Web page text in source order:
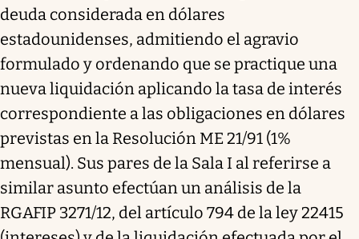
deuda considerada en dólares
estadounidenses, admitiendo el agravio
formulado y ordenando que se practique una
nueva liquidación aplicando la tasa de interés
correspondiente a las obligaciones en dólares
previstas en la Resolución ME 21/91 (1%
mensual). Sus pares de la Sala I al referirse a
similar asunto efectúan un análisis de la
RGAFIP 3271/12, del artículo 794 de la ley 22415